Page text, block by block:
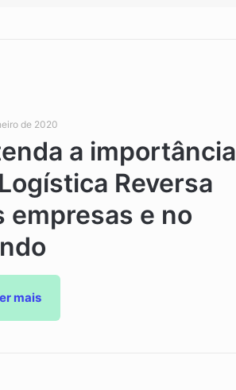
de 2020
a importância
Reversa
empresas e no
mais